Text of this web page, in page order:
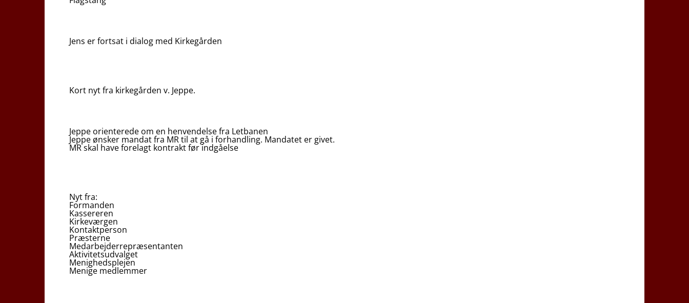
Jens er fortsat i dialog med Kirkegården
Kort nyt fra kirkegården v. Jeppe.
Jeppe orienterede om en henvendelse fra Letbanen
Jeppe ønsker mandat fra MR til at gå i forhandling. Mandatet er givet.
MR skal have forelagt kontrakt før indgåelse
Nyt fra:
Formanden
Kassereren
Kirkeværgen
Kontaktperson
Præsterne
Medarbejderrepræsentanten
Aktivitetsudvalget
Menighedsplejen
Menige medlemmer